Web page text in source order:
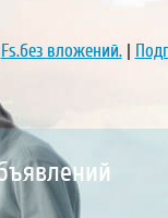
Fs.без вложений.|